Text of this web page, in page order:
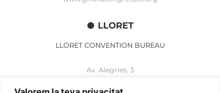
LLORET
LLORET CONVENTION BUREAU
Av. Alegries, 3
+34 972 365 788